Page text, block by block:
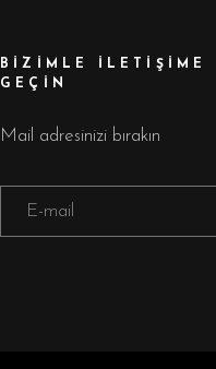
BİZİMLE İLETİŞİME
GEÇİN
Mail adresinizi bırakın